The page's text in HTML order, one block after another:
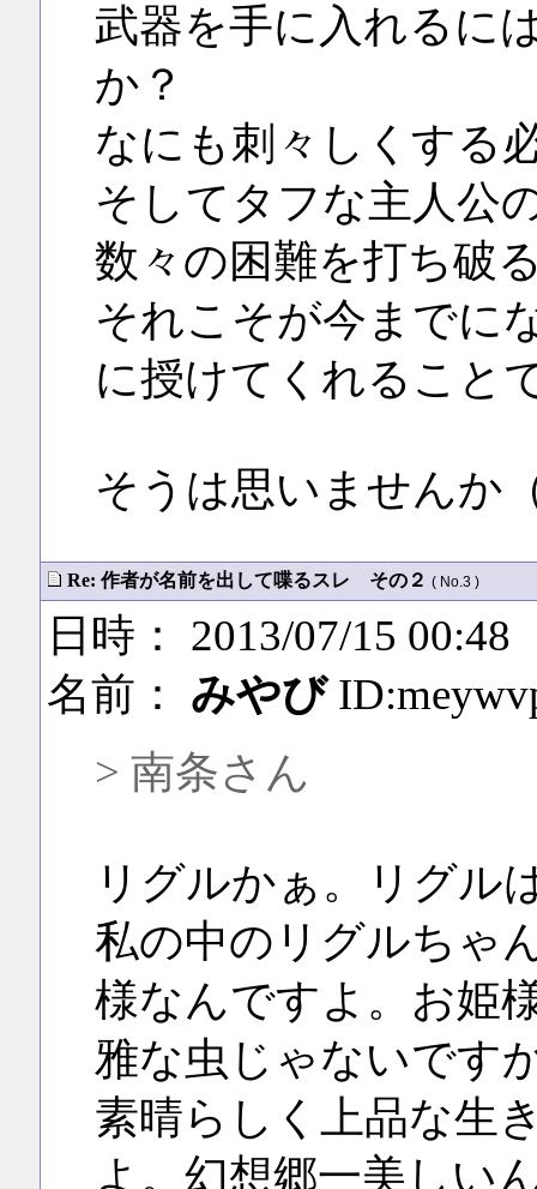
武器を手に入れるに
か？
なにも刺々しくする
そしてタフな主人公
数々の困難を打ち破
それこそが今までに
に授けてくれること
そうは思いませんか
Re: 作者が名前を出して喋るスレ その２ ( No.3 )
日時： 2013/07/15 00:48
名前： みやび
> 南条さん
リグルかぁ。リグル
私の中のリグルちゃ
様なんですよ。お姫
雅な虫じゃないです
素晴らしく上品な生
よ。幻想郷一美しい